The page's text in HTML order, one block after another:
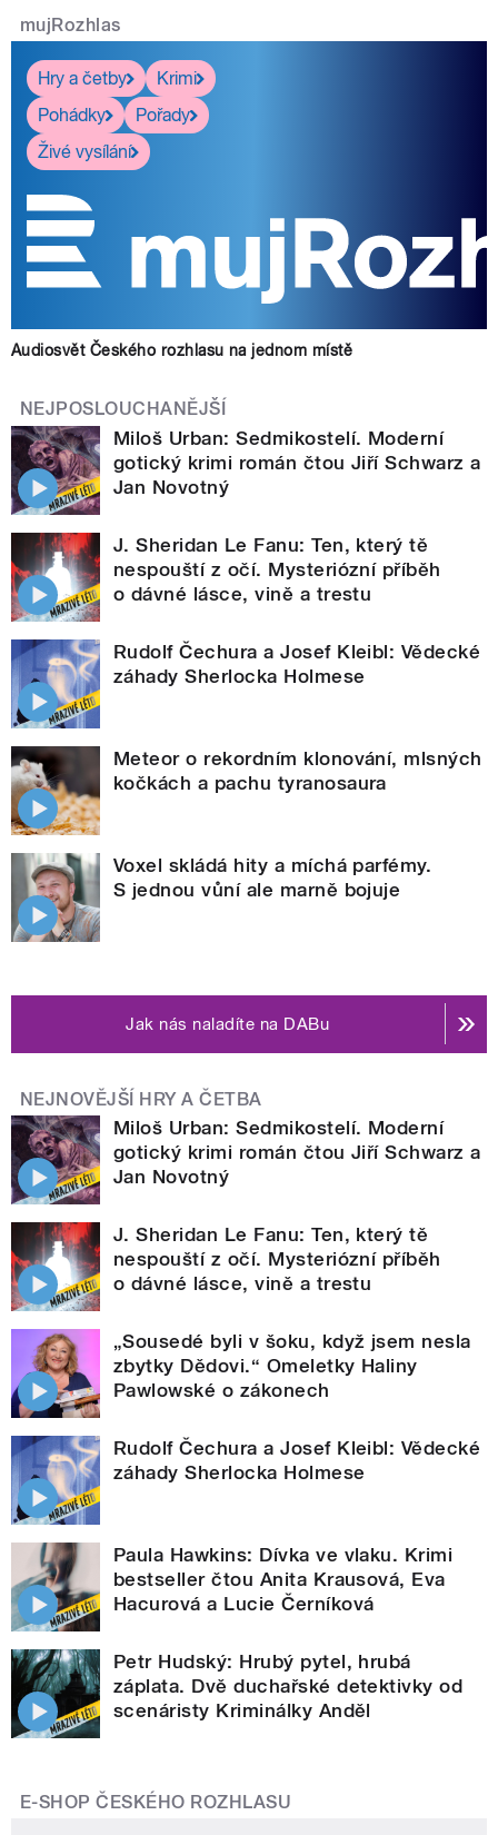
mujRozhlas
Hry a četby
Krimi
Pohádky
Pořady
Živé vysílání
Audiosvět Českého rozhlasu na jednom místě
NEJPOSLOUCHANĚJŠÍ
Miloš Urban: Sedmikostelí. Moderní
gotický krimi román čtou Jiří Schwarz a
Jan Novotný
J. Sheridan Le Fanu: Ten, který tě
nespouští z očí. Mysteriózní příběh
o dávné lásce, vině a trestu
Rudolf Čechura a Josef Kleibl: Vědecké
záhady Sherlocka Holmese
Meteor o rekordním klonování, mlsných
kočkách a pachu tyranosaura
Voxel skládá hity a míchá parfémy.
S jednou vůní ale marně bojuje
Jak nás naladíte na DABu
NEJNOVĚJŠÍ HRY A ČETBA
Miloš Urban: Sedmikostelí. Moderní
gotický krimi román čtou Jiří Schwarz a
Jan Novotný
J. Sheridan Le Fanu: Ten, který tě
nespouští z očí. Mysteriózní příběh
o dávné lásce, vině a trestu
„Sousedé byli v šoku, když jsem nesla
zbytky Dědovi.“ Omeletky Haliny
Pawlowské o zákonech
Rudolf Čechura a Josef Kleibl: Vědecké
záhady Sherlocka Holmese
Paula Hawkins: Dívka ve vlaku. Krimi
bestseller čtou Anita Krausová, Eva
Hacurová a Lucie Černíková
Petr Hudský: Hrubý pytel, hrubá
záplata. Dvě duchařské detektivky od
scenáristy Kriminálky Anděl
E-SHOP ČESKÉHO ROZHLASU